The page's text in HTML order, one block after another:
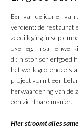
Een van de iconen
verdient: de
zeedijk ging in
overleg. In
dit historisch erfgoed
het werk grotendeels
project vormt een
herwaardering van de
een zichtbare manier.
​Hier stroomt alles